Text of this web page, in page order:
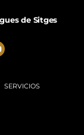
de Sitges
SERVICIOS